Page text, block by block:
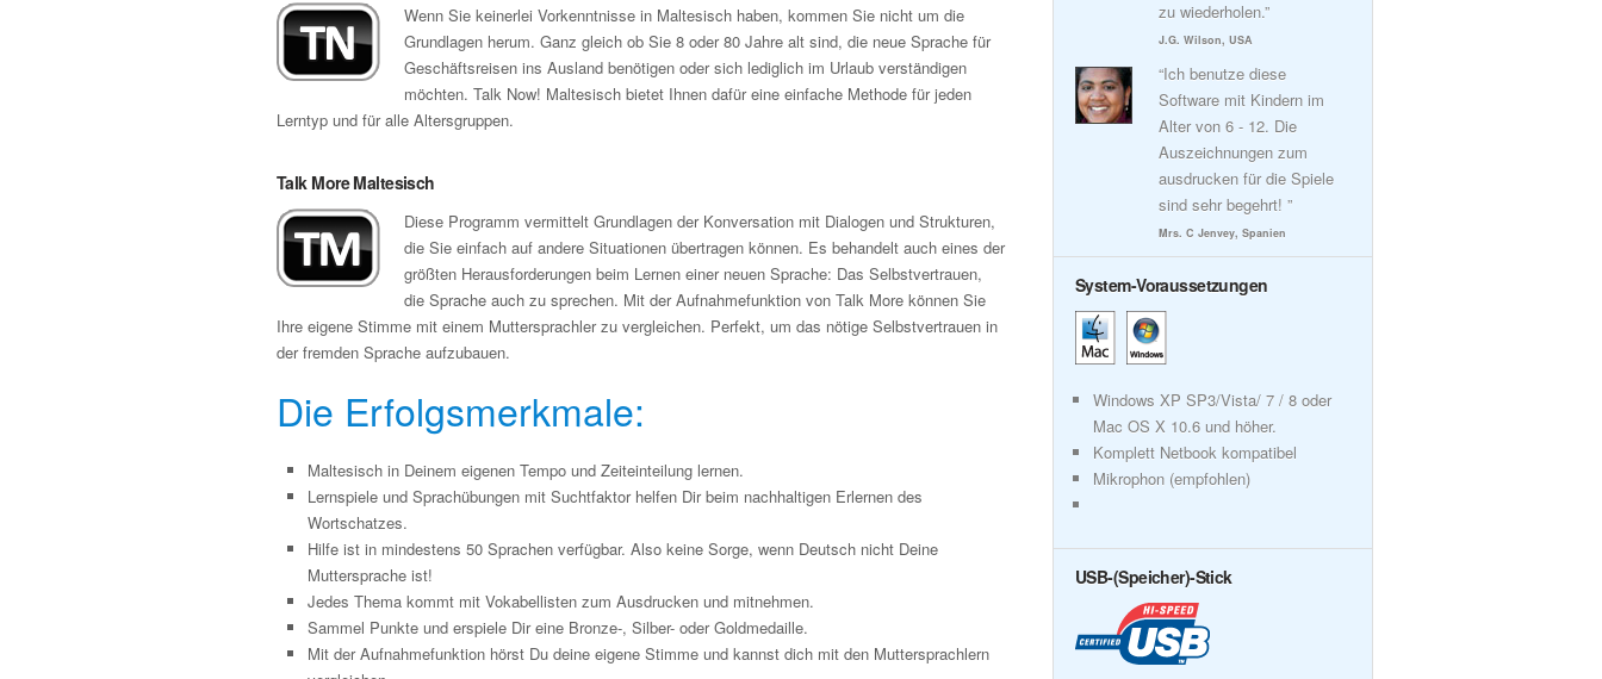
Wenn Sie keinerlei Vorkenntnisse in Maltesisch haben, kommen Sie nicht um die
Grundlagen herum. Ganz gleich ob Sie 8 oder 80 Jahre alt sind, die neue Sprache für
Geschäftsreisen ins Ausland benötigen oder sich lediglich im Urlaub verständigen
möchten. Talk Now! Maltesisch bietet Ihnen dafür eine einfache Methode für jeden
Lerntyp und für alle Altersgruppen.
Talk More Maltesisch
Diese Programm vermittelt Grundlagen der Konversation mit Dialogen und Strukturen,
die Sie einfach auf andere Situationen übertragen können. Es behandelt auch eines der
größten Herausforderungen beim Lernen einer neuen Sprache: Das Selbstvertrauen,
die Sprache auch zu sprechen. Mit der Aufnahmefunktion von Talk More können Sie
Ihre eigene Stimme mit einem Muttersprachler zu vergleichen. Perfekt, um das nötige Selbstvertrauen in
der fremden Sprache aufzubauen.
Die Erfolgsmerkmale:
Maltesisch in Deinem eigenen Tempo und Zeiteinteilung lernen.
Lernspiele und Sprachübungen mit Suchtfaktor helfen Dir beim nachhaltigen Erlernen des
Wortschatzes.
Hilfe ist in mindestens 50 Sprachen verfügbar. Also keine Sorge, wenn Deutsch nicht Deine
Muttersprache ist!
Jedes Thema kommt mit Vokabellisten zum Ausdrucken und mitnehmen.
Sammel Punkte und erspiele Dir eine Bronze-, Silber- oder Goldmedaille.
Mit der Aufnahmefunktion hörst Du deine eigene Stimme und kannst dich mit den Muttersprachlern
zu wiederholen.”
J.G. Wilson, USA
“Ich benutze diese
Software mit Kindern im
Alter von 6 - 12. Die
Auszeichnungen zum
ausdrucken für die Spiele
sind sehr begehrt! ”
Mrs. C Jenvey, Spanien
System-Voraussetzungen
Windows XP SP3/Vista/ 7 / 8 oder
Mac OS X 10.6 und höher.
Komplett Netbook kompatibel
Mikrophon (empfohlen)
USB-(Speicher)-Stick